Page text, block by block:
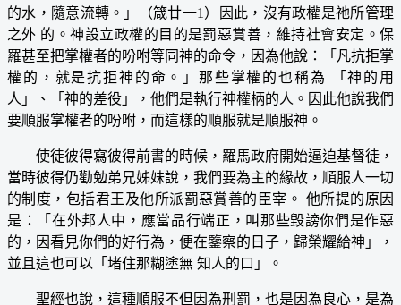
的水，隨意流轉。」（箴廿一1）因此，沒有政權是祂所管理
之外 的。神設立政權的目的是罰惡賞善，維持社會安定。保
羅甚至把掌權者的吩咐等同神的命令，因為他說：「凡抗拒掌
權的，就是抗拒神的命。」那些掌權的也稱為 「神的用
人」、「神的差役」，他們是執行神權柄的人。因此他說我們
要順服掌權者的吩咐，而這樣的順服就是順服神。
使徒彼得寫彼得前書的時候，羅馬政府開始逼迫基督徒，
當時彼得仍勸勉弟兄姊妹說，我們要為主的緣故，順服人一切
的制度，包括君王及他所派罰惡賞善的臣宰。 他所提的原因
是：「在外邦人中，應當品行端正，叫那些毀謗你們是作惡
的，因看見你們的好行為，便在鑒察的日子，歸榮耀給神」，
並且這也可以「堵住那糊塗無 知人的口」。
聖經也說，這種順服不但因為刑罰，也是因為良心，是為